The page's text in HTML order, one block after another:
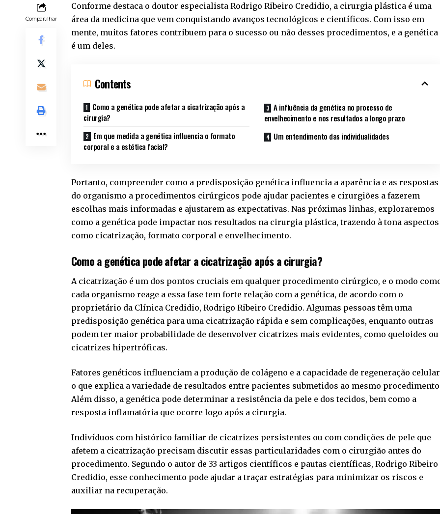
Compartilhar
Conforme destaca o doutor especialista Rodrigo Ribeiro Credidio, a cirurgia plástica é uma
área da medicina que vem conquistando avanços tecnológicos e científicos. Com isso em
mente, muitos fatores contribuem para o sucesso ou não desses procedimentos, e a genética
é um deles.
Contents
Como a genética pode afetar a cicatrização após a
cirurgia?
Em que medida a genética influencia o formato
corporal e a estética facial?
A influência da genética no processo de
envelhecimento e nos resultados a longo prazo
Um entendimento das individualidades
Portanto, compreender como a predisposição genética influencia a aparência e as respostas
do organismo a procedimentos cirúrgicos pode ajudar pacientes e cirurgiões a fazerem
escolhas mais informadas e ajustarem as expectativas. Nas próximas linhas, exploraremos
como a genética pode impactar nos resultados na cirurgia plástica, trazendo à tona aspectos
como cicatrização, formato corporal e envelhecimento.
Como a genética pode afetar a cicatrização após a cirurgia?
A cicatrização é um dos pontos cruciais em qualquer procedimento cirúrgico, e o modo
cada organismo reage a essa fase tem forte relação com a genética, de acordo com o
proprietário da Clínica Credidio, Rodrigo Ribeiro Credidio. Algumas pessoas têm uma
predisposição genética para uma cicatrização rápida e sem complicações, enquanto outras
podem ter maior probabilidade de desenvolver cicatrizes mais evidentes, como queloides ou
cicatrizes hipertróficas.
Fatores genéticos influenciam a produção de colágeno e a capacidade de regeneração
o que explica a variedade de resultados entre pacientes submetidos ao mesmo
Além disso, a genética pode determinar a resistência da pele e dos tecidos, bem como a
resposta inflamatória que ocorre logo após a cirurgia.
Indivíduos com histórico familiar de cicatrizes persistentes ou com condições de pele que
afetem a cicatrização precisam discutir essas particularidades com o cirurgião antes do
procedimento. Segundo o autor de 33 artigos científicos e pautas científicas, Rodrigo Ribeiro
Credidio, esse conhecimento pode ajudar a traçar estratégias para minimizar os riscos e
auxiliar na recuperação.